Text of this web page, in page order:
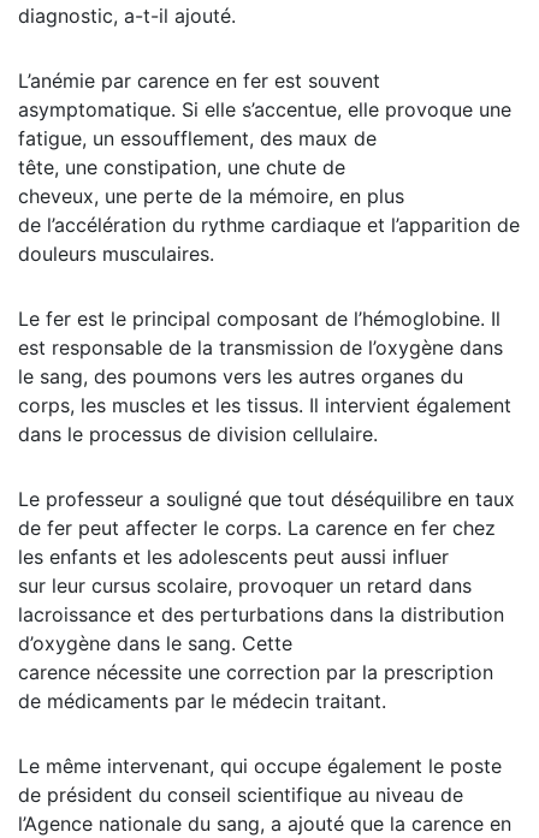
diagnostic, a-t-il ajouté.
L’anémie par carence en fer est souvent
asymptomatique. Si elle s’accentue, elle provoque une
fatigue, un essoufflement, des maux de
tête, une constipation, une chute de
cheveux, une perte de la mémoire, en plus
de l’accélération du rythme cardiaque et l’apparition de
douleurs musculaires.
Le fer est le principal composant de l’hémoglobine. Il
est responsable de la transmission de l’oxygène dans
le sang, des poumons vers les autres organes du
corps, les muscles et les tissus. Il intervient également
dans le processus de division cellulaire.
Le professeur a souligné que tout déséquilibre en taux
de fer peut affecter le corps. La carence en fer chez
les enfants et les adolescents peut aussi influer
sur leur cursus scolaire, provoquer un retard dans
lacroissance et des perturbations dans la distribution
d’oxygène dans le sang. Cette
carence nécessite une correction par la prescription
de médicaments par le médecin traitant.
Le même intervenant, qui occupe également le poste
de président du conseil scientifique au niveau de
l’Agence nationale du sang, a ajouté que la carence en